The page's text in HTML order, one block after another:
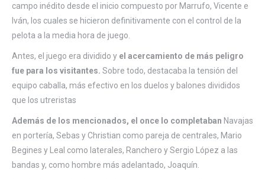
campo inédito desde el inicio compuesto por Marrufo, Vicente e
Iván, los cuales se hicieron definitivamente con el control de la
pelota a la media hora de juego.
Antes, el juego era dividido y el acercamiento de más peligro
fue para los visitantes. Sobre todo, destacaba la tensión del
equipo caballa, más efectivo en los duelos y balones divididos
que los utreristas
Además de los mencionados, el once lo completaban Navajas
en portería, Sebas y Christian como pareja de centrales, Mario
Begines y Leal como laterales, Ranchero y Sergio López a las
bandas y, como hombre más adelantado, Joaquín.